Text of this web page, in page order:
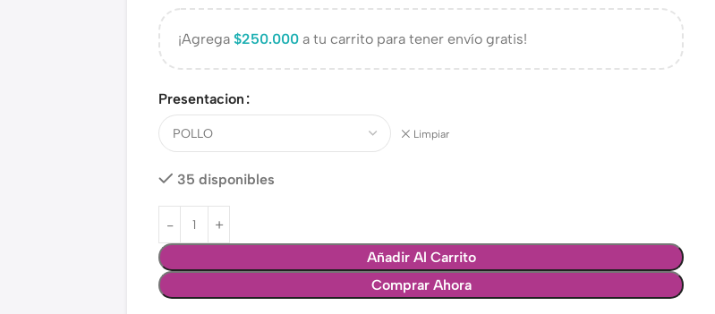
¡Agrega $250.000 a tu carrito para tener envío gratis!
Presentacion
Limpiar
35 disponibles
Añadir Al Carrito
Comprar Ahora